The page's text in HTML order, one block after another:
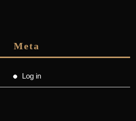
Meta
Log in